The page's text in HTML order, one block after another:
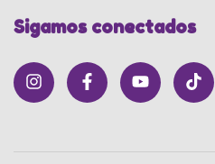
Sigamos conectados